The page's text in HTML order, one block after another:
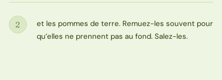
Étape
2
et les pommes de terre. Remuez-les souvent pour
qu’elles ne prennent pas au fond. Salez-les.